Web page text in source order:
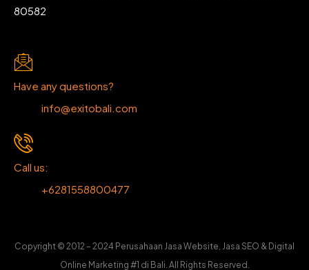
80582
Have any questions?
info@exitobali.com
Call us:
+6281558800477
Copyright © 2012 – 2024 Perusahaan Jasa Website, Jasa SEO & Digital
Online Marketing #1 di Bali. All Rights Reserved.